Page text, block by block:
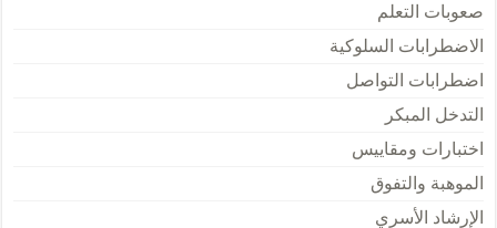
صعوبات التعلم
الاضطرابات السلوكية
اضطرابات التواصل
التدخل المبكر
اختبارات ومقاييس
الموهبة والتفوق
الإرشاد الأسري